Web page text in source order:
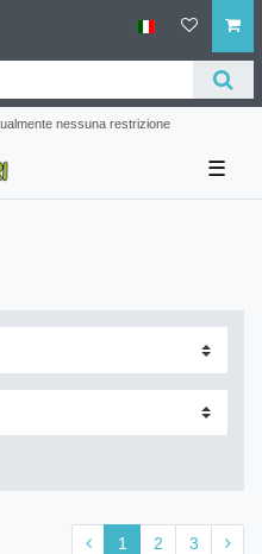
nessuna restrizione
☰
1 2 3